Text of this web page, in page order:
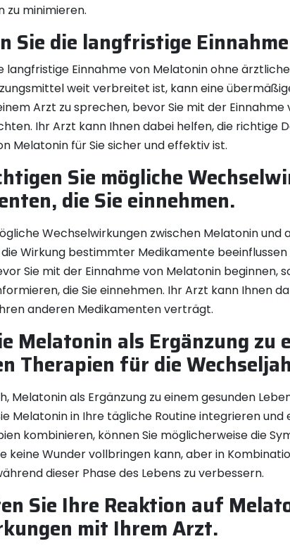
zu minimieren.
Sie die langfristige
langfristige Einnahme von Melatonin ohne
weit verbreitet ist, kann eine
Arzt zu sprechen, bevor Sie mit der
Ihr Arzt kann Ihnen dabei helfen, die richtige
Melatonin für Sie sicher und effektiv ist.
Sie mögliche
die Sie einnehmen.
Wechselwirkungen zwischen Melatonin
Wirkung bestimmter Medikamente
Sie mit der Einnahme von Melatonin
die Sie einnehmen. Ihr Arzt kann Ihnen
anderen Medikamenten verträgt.
Melatonin als Ergänzung zu
Therapien für die
Melatonin als Ergänzung zu einem gesunden
Melatonin in Ihre tägliche Routine integrieren
kombinieren, können Sie möglicherweise die
keine Wunder vollbringen kann, aber in
dieser Phase des Lebens zu verbessern.
Sie Ihre Reaktion auf
mit Ihrem Arzt.